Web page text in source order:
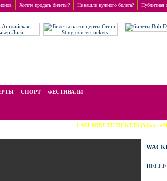
Хотите продать билеты? Не нашли нужного билета? Публичная
СПОРТ ФЕСТИВАЛИ
LAST MINUTE TICKETS (Viber: +38 063